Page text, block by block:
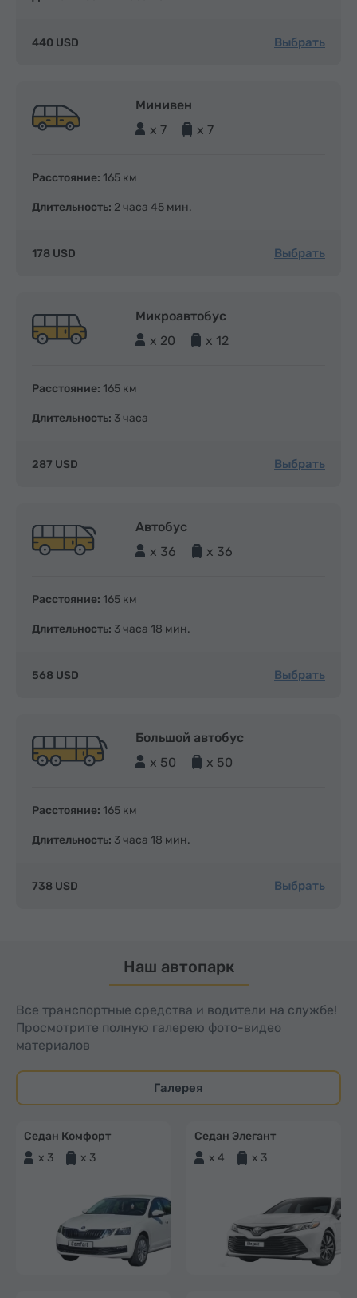
440 USD Выбрать
Минивен
x 7
x 7
Расстояние: 165 км
Длительность: 2 часа 45 мин.
178 USD Выбрать
Микроавтобус
x 20
x 12
Расстояние: 165 км
Длительность: 3 часа
287 USD Выбрать
Автобус
x 36
x 36
Расстояние: 165 км
Длительность: 3 часа 18 мин.
568 USD Выбрать
Большой автобус
x 50
x 50
Расстояние: 165 км
Длительность: 3 часа 18 мин.
738 USD Выбрать
Наш автопарк
Все транспортные средства и водители на службе!
Просмотрите полную галерею фото-видео
материалов
Галерея
Седан Комфорт
x 3
x 3
Седан Элегант
x 4
x 3